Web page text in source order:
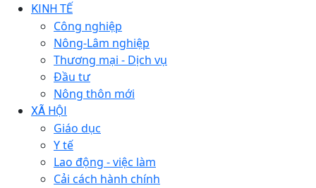
KINH TẾ
Công nghiệp
Nông-Lâm nghiệp
Thương mại - Dịch vụ
Đầu tư
Nông thôn mới
XÃ HỘI
Giáo dục
Y tế
Lao động - việc làm
Cải cách hành chính